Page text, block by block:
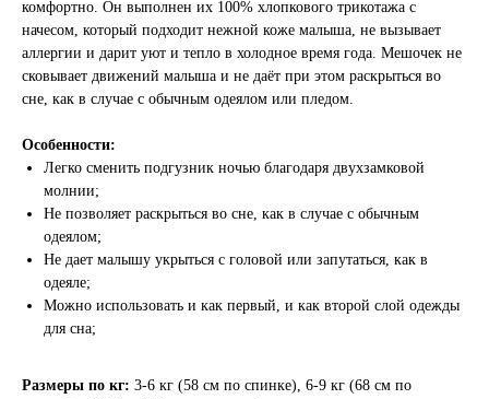
комфортно. Он выполнен их 100% хлопкового трикотажа с
начесом, который подходит нежной коже малыша, не вызывает
аллергии и дарит уют и тепло в холодное время года. Мешочек не
сковывает движений малыша и не даёт при этом раскрыться во
сне, как в случае с обычным одеялом или пледом.
Особенности:
Легко сменить подгузник ночью благодаря двухзамковой
молнии;
Не позволяет раскрыться во сне, как в случае с обычным
одеялом;
Не дает малышу укрыться с головой или запутаться, как в
одеяле;
Можно использовать и как первый, и как второй слой одежды
для сна;
Размеры по кг: 3-6 кг (58 см по спинке), 6-9 кг (68 см по